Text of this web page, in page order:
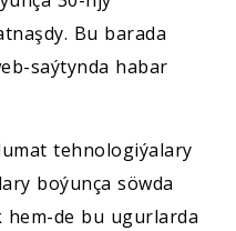
Bu barada
saýtynda habar
tehnologiýalary
boýunça söwda
hem-de bu ugurlarda